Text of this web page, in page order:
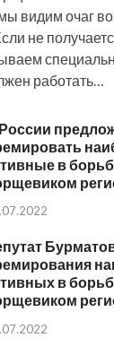
видим очаг
не
работать…
в
в